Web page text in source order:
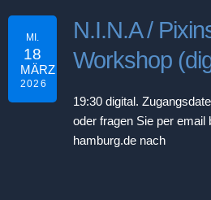
MI.
18
MÄRZ
2026
N.I.N.A /
Workshop
19:30 digital.
oder fragen Sie per email
hamburg.de nach